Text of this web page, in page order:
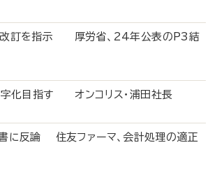
改訂を指示 厚労省、24年公表のP3結
化目指す オンコリス・浦田社長
に反論 住友ファーマ、会計処理の適正